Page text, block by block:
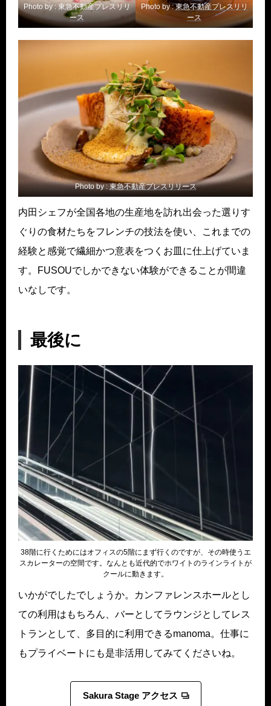
Photo by :東急不動産プレスリリ
ース
Photo by :東急不動産プレスリリ
ース
Photo by :東急不動産プレスリリース
内田シェフが全国各地の生産地を訪れ出会った選りす
ぐりの食材たちをフレンチの技法を使い、これまでの
経験と感覚で繊細かつ意表をつくお皿に仕上げていま
す。FUSOUでしかできない体験ができることが間違
いなしです。
最後に
38階に行くためにはオフィスの5階にまず行くのですが、その時使うエ
スカレーターの空間です。なんとも近代的でホワイトのラインライトが
クールに動きます。
いかがでしたでしょうか。カンファレンスホールとし
ての利用はもちろん、バーとしてラウンジとしてレス
トランとして、多目的に利用できるmanoma。仕事に
もプライベートにも是非活用してみてくださいね。
Sakura Stage アクセス